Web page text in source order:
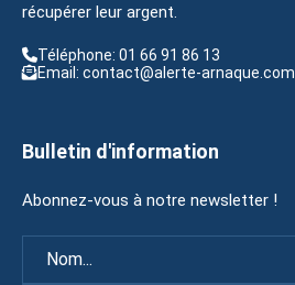
récupérer leur argent.
Téléphone: 01 66 91 86 13
Email: contact@alerte-arnaque.com
Bulletin d'information
Abonnez-vous à notre newsletter !